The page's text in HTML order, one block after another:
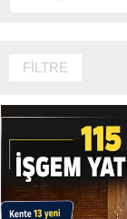
FİLTRE